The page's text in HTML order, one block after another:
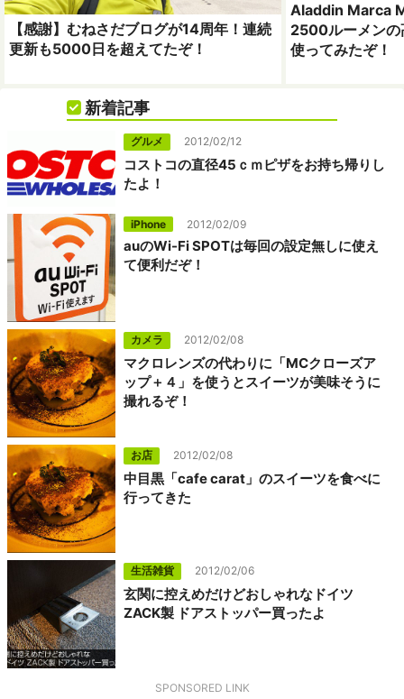
【感謝】むねさだブログが14周年！連続
更新も5000日を超えてたぞ！
Aladdin Marca
2500ルーメンの
使ってみたぞ！
新着記事
グルメ 2012/02/12
コストコの直径45ｃｍピザをお持ち帰りし
たよ！
iPhone 2012/02/09
auのWi-Fi SPOTは毎回の設定無しに使え
て便利だぞ！
カメラ 2012/02/08
マクロレンズの代わりに「MCクローズア
ップ＋４」を使うとスイーツが美味そうに
撮れるぞ！
お店 2012/02/08
中目黒「cafe carat」のスイーツを食べに
行ってきた
生活雑貨 2012/02/06
玄関に控えめだけどおしゃれなドイツ
ZACK製 ドアストッパー買ったよ
SPONSORED LINK